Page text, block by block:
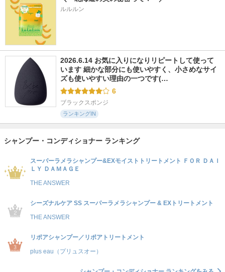
ルルルン
2026.6.14 お気に入りになりリピートして使って
います 細かな部分にも使いやすく、小さめなサイ
ズも使いやすい理由の一つです(…
6
ブラックスポンジ
ランキングIN
シャンプー・コンディショナー ランキング
スーパーラメラシャンプー&EXモイストトリートメント ＦＯＲ ＤＡＩ
ＬＹ ＤＡＭＡＧＥ
THE ANSWER
シーズナルケア SS スーパーラメラシャンプー & EXトリートメント
THE ANSWER
リポアシャンプー／リポアトリートメント
plus eau（プリュスオー）